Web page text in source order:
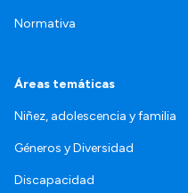
Normativa
Áreas temáticas
Niñez, adolescencia y familia
Géneros y Diversidad
Discapacidad